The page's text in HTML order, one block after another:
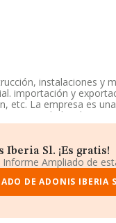
instalaciones y
importación y
etc. La empresa es
actividades de
actividad en
está situada en
Cataluña.
de hasta 41.135
y el promedio de la
La media de
Sl. ¡Es gratis!
Ampliado de
DE ADONIS IBERIA